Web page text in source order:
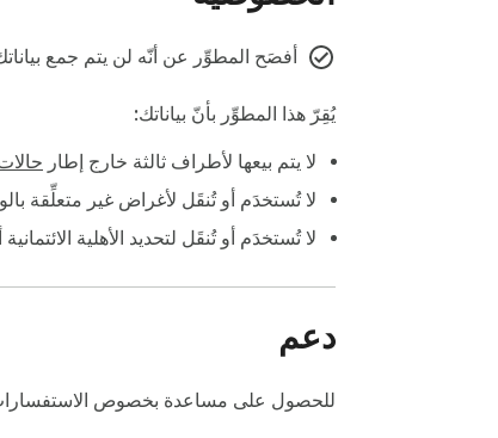
أفصَح المطوِّر عن أنّه لن يتم جمع
يُقِرّ هذا المطوِّر بأنّ بياناتك:
لا يتم بيعها لأطراف ثالثة خارج إطار
لا تُستخدَم أو تُنقَل لأغراض غير متعلِّقة
لا تُستخدَم أو تُنقَل لتحديد الأهلية
دعم
للحصول على مساعدة بخصوص الاستفسارات